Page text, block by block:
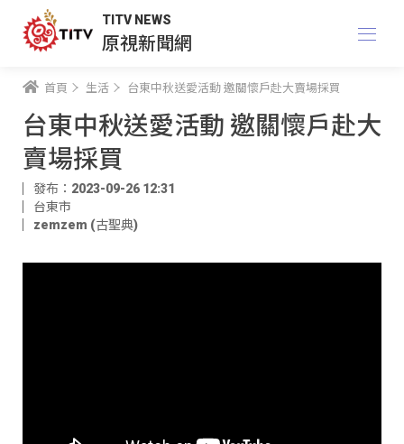
TITV NEWS
原視新聞網
首頁 生活 台東中秋送愛活動 邀關懷戶赴大賣場採買
台東中秋送愛活動 邀關懷戶赴大
賣場採買
發布：2023-09-26 12:31
台東市
zemzem (古聖典)